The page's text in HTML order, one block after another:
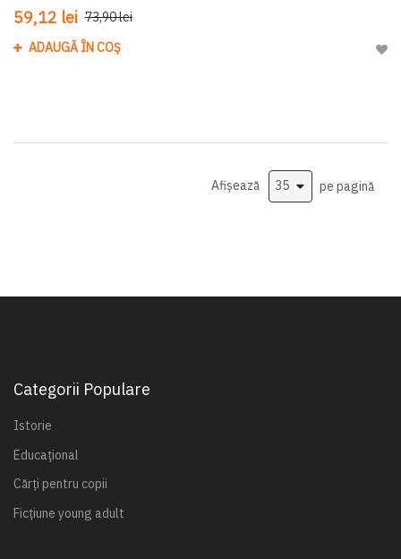
59,12 lei 73,90 lei
ADAUGĂ ÎN COȘ
Afișează pe pagină
Categorii Populare
Istorie
Educațional
Cărți pentru copii
Ficțiune young adult